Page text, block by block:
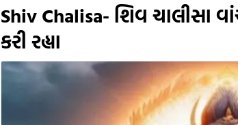
Shiv Chalisa- શિવ ચાલીસા
કરી રહ્યા